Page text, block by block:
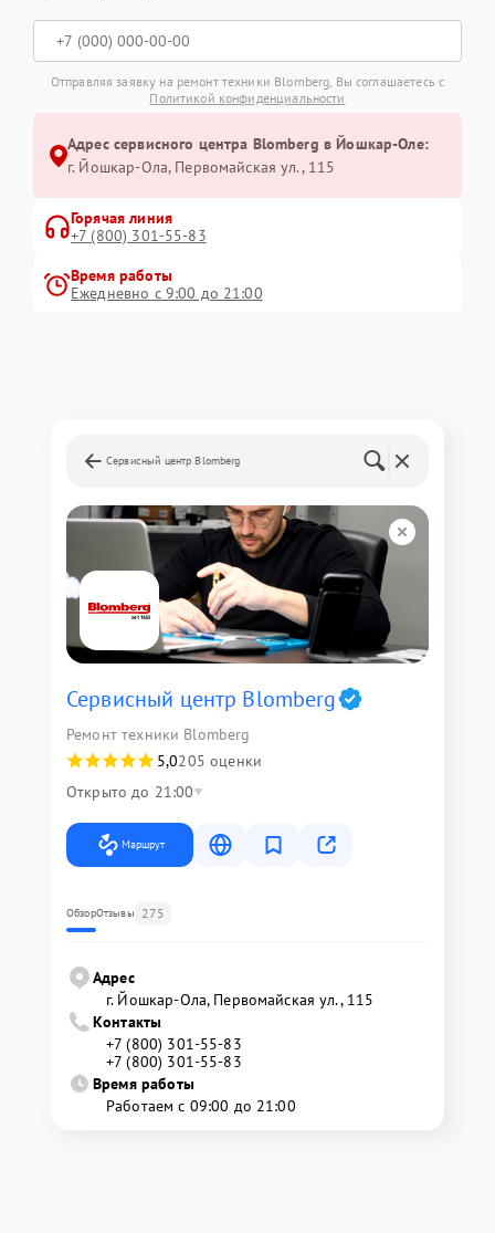
Отправляя заявку на ремонт техники Blomberg, Вы соглашаетесь с
Политикой конфиденциальности
Адрес сервисного центра Blomberg в Йошкар-Оле:
г. Йошкар-Ола, Первомайская ул., 115
Горячая линия
+7 (800) 301-55-83
Время работы
Ежедневно с 9:00 до 21:00
Сервисный центр Blomberg
Сервисный центр Blomberg
Ремонт техники Blomberg
5,0205 оценки
Открыто до 21:00
Маршрут
ОбзорОтзывы 275
Адрес
г. Йошкар-Ола, Первомайская ул., 115
Контакты
+7 (800) 301-55-83
+7 (800) 301-55-83
Время работы
Работаем с 09:00 до 21:00